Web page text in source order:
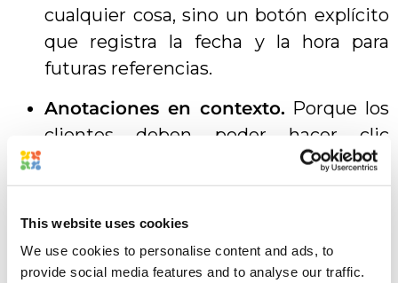
This website uses cookies
We use cookies to personalise content and ads, to
provide social media features and to analyse our traffic.
cualquier cosa, sino un botón explícito
que registra la fecha y la hora para
futuras referencias.
Anotaciones en contexto. Porque los
clientes deben poder hacer clic
directamente sobre la parte a la que se
refieren, en lugar de describirla en un
párrafo perdido en la sección de
comentarios. Además, algunas
herramientas ofrecen diferentes